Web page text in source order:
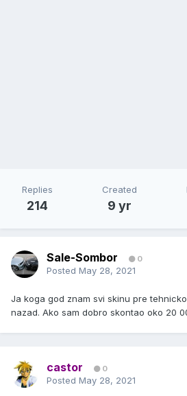
Replies
214
Created
9 yr
Sale-Sombor 0
Posted May 28, 2021
Ja koga god znam svi skinu pre
nazad. Ako sam dobro skontao oko 20
castor 0
Posted May 28, 2021